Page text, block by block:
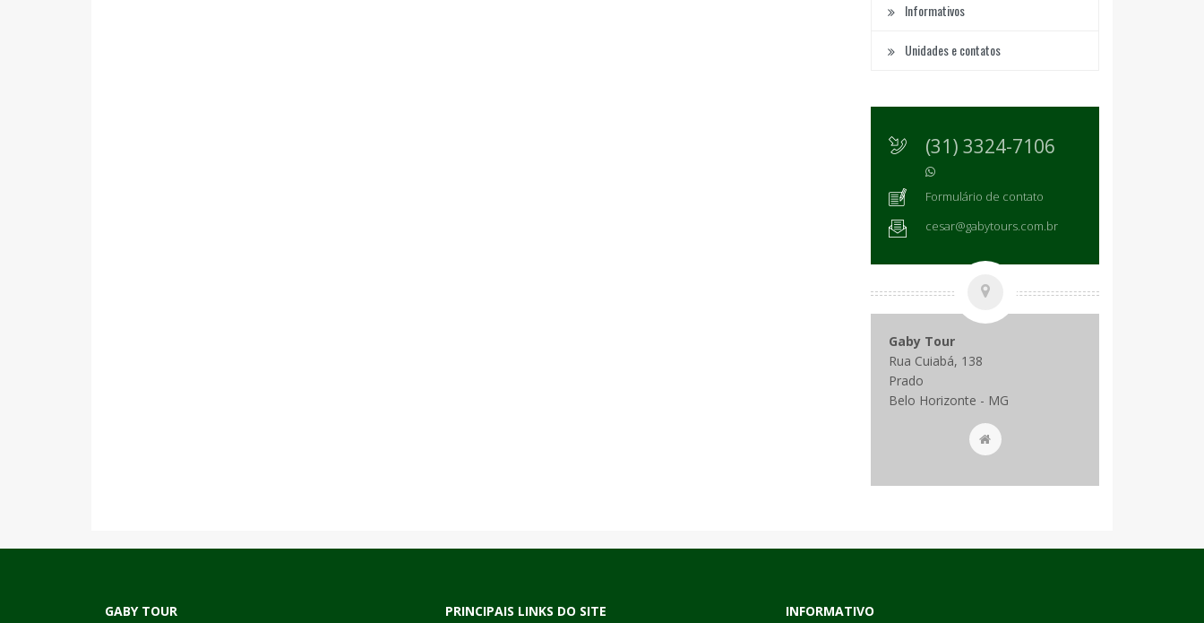
Informativos
Unidades e contatos
(31) 3324-7106
Formulário de contato
cesar@gabytours.com.br
Gaby Tour
Rua Cuiabá, 138
Prado
Belo Horizonte - MG
GABY TOUR PRINCIPAIS LINKS DO SITE INFORMATIVO